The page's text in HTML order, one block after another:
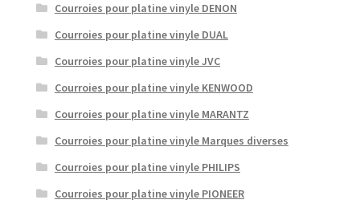
Courroies pour platine vinyle DENON
Courroies pour platine vinyle DUAL
Courroies pour platine vinyle JVC
Courroies pour platine vinyle KENWOOD
Courroies pour platine vinyle MARANTZ
Courroies pour platine vinyle Marques diverses
Courroies pour platine vinyle PHILIPS
Courroies pour platine vinyle PIONEER